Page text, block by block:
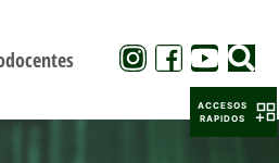
ACCESOS
RAPIDOS